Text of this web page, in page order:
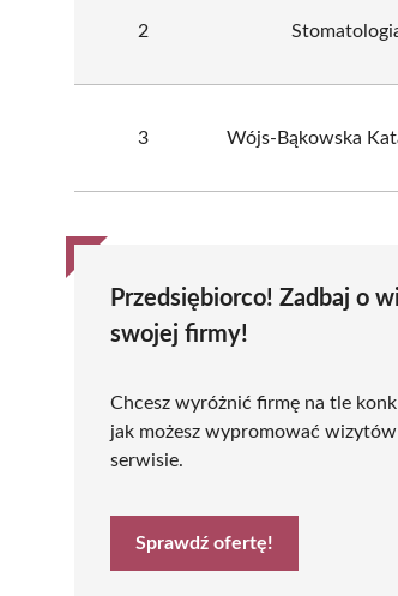
2
3 Wójs-Bąkowska
Przedsiębiorco! Zadbaj o
swojej firmy!
Chcesz wyróżnić firmę na tle
jak możesz wypromować
serwisie.
Sprawdź ofertę!